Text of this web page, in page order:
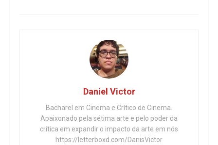
Daniel Victor
Bacharel em Cinema e Crítico de Cinema.
Apaixonado pela sétima arte e pelo poder da
crítica em expandir o impacto da arte em nós
https://letterboxd.com/DanisVictor